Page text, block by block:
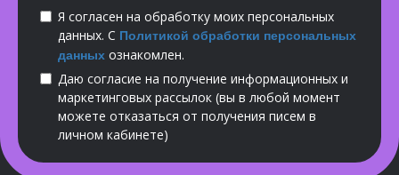
Я согласен на обработку моих персональных
данных. С Политикой обработки персональных
данных ознакомлен.
Даю согласие на получение информационных и
маркетинговых рассылок (вы в любой момент
можете отказаться от получения писем в
личном кабинете)